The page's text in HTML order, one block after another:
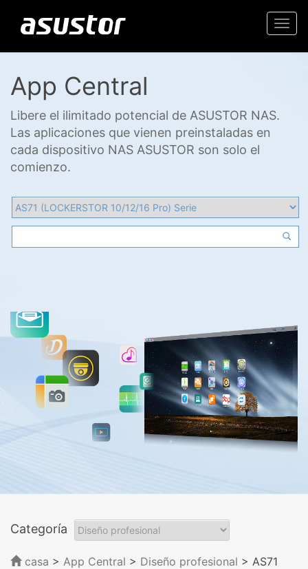
App Central
Libere el ilimitado potencial de ASUSTOR NAS.
Las aplicaciones que vienen preinstaladas en
cada dispositivo NAS ASUSTOR son solo el
comienzo.
Categoría
casa > App Central > Diseño profesional > AS71